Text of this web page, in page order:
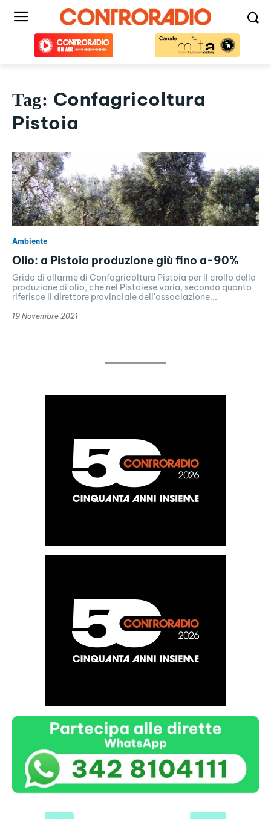
Tag: Confagricoltura
Pistoia
Ambiente
Olio: a Pistoia produzione giù fino a-90%
Grido di allarme di Confagricoltura Pistoia per il crollo della
produzione di olio, che nel Pistoiese varia, secondo quanto
riferisce il direttore provinciale dell'associazione...
19 Novembre 2021